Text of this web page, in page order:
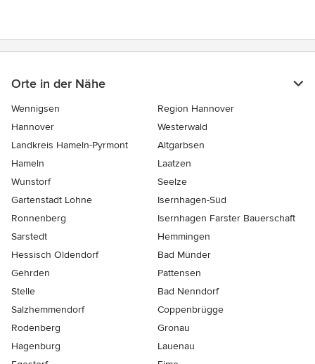
Orte in der Nähe
Wennigsen
Region Hannover
Hannover
Westerwald
Landkreis Hameln-Pyrmont
Altgarbsen
Hameln
Laatzen
Wunstorf
Seelze
Gartenstadt Lohne
Isernhagen-Süd
Ronnenberg
Isernhagen Farster Bauerschaft
Sarstedt
Hemmingen
Hessisch Oldendorf
Bad Münder
Gehrden
Pattensen
Stelle
Bad Nenndorf
Salzhemmendorf
Coppenbrügge
Rodenberg
Gronau
Hagenburg
Lauenau